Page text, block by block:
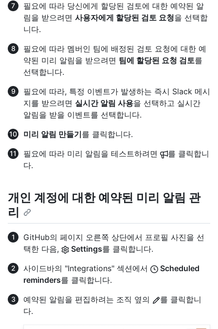
필요에 따라 당신에게 할당된 검토에 대한 예약된 알
림을 받으려면 사용자에게 할당된 검토 요청을 선택합
니다.
필요에 따라 멤버인 팀에 배정된 검토 요청에 대한 예
약된 미리 알림을 받으려면 팀에 할당된 요청 검토를
선택합니다.
필요에 따라, 특정 이벤트가 발생하는 즉시 Slack 메시
지를 받으려면 실시간 알림 사용을 선택하고 실시간
알림을 받을 이벤트를 선택합니다.
미리 알림 만들기를 클릭합니다.
필요에 따라 미리 알림을 테스트하려면
를 클릭합니
다.
개인 계정에 대한 예약된 미리 알림 관
리
GitHub의 페이지 오른쪽 상단에서 프로필 사진을 선
택한 다음,
Settings를 클릭합니다.
사이드바의 "Integrations" 섹션에서
Scheduled
reminders를 클릭합니다.
예약된 알림을 편집하려는 조직 옆의
를 클릭합니
다.